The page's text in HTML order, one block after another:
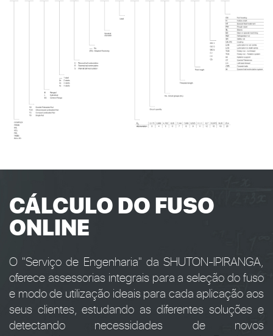
CÁLCULO DO FUSO
ONLINE
O "Serviço de Engenharia" da SHUTON-IPIRANGA,
oferece assessorias integrais para a seleção do fuso
e modo de utilização ideais para cada aplicação aos
seus clientes, estudando as diferentes soluções e
detectando necessidades de novos